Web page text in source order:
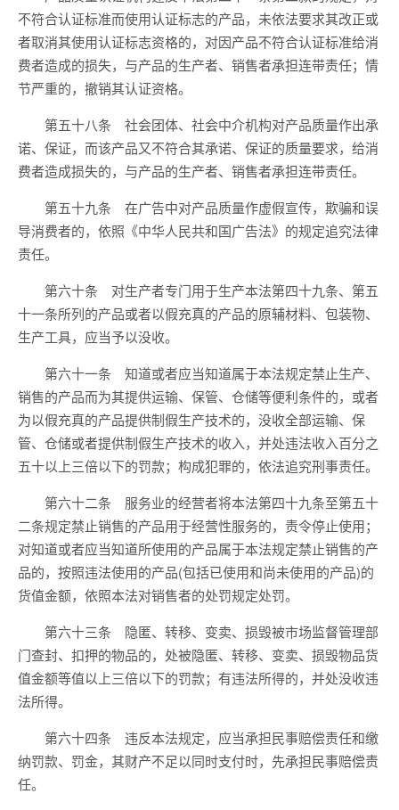
不符合认证标准而使用认证标志的产品，未依法要求其改正或
者取消其使用认证标志资格的，对因产品不符合认证标准给消
费者造成的损失，与产品的生产者、销售者承担连带责任；情
节严重的，撤销其认证资格。
第五十八条 社会团体、社会中介机构对产品质量作出承
诺、保证，而该产品又不符合其承诺、保证的质量要求，给消
费者造成损失的，与产品的生产者、销售者承担连带责任。
第五十九条 在广告中对产品质量作虚假宣传，欺骗和误
导消费者的，依照《中华人民共和国广告法》的规定追究法律
责任。
第六十条 对生产者专门用于生产本法第四十九条、第五
十一条所列的产品或者以假充真的产品的原辅材料、包装物、
生产工具，应当予以没收。
第六十一条 知道或者应当知道属于本法规定禁止生产、
销售的产品而为其提供运输、保管、仓储等便利条件的，或者
为以假充真的产品提供制假生产技术的，没收全部运输、保
管、仓储或者提供制假生产技术的收入，并处违法收入百分之
五十以上三倍以下的罚款；构成犯罪的，依法追究刑事责任。
第六十二条 服务业的经营者将本法第四十九条至第五十
二条规定禁止销售的产品用于经营性服务的，责令停止使用；
对知道或者应当知道所使用的产品属于本法规定禁止销售的产
品的，按照违法使用的产品(包括已使用和尚未使用的产品)的
货值金额，依照本法对销售者的处罚规定处罚。
第六十三条 隐匿、转移、变卖、损毁被市场监督管理部
门查封、扣押的物品的，处被隐匿、转移、变卖、损毁物品货
值金额等值以上三倍以下的罚款；有违法所得的，并处没收违
法所得。
第六十四条 违反本法规定，应当承担民事赔偿责任和缴
纳罚款、罚金，其财产不足以同时支付时，先承担民事赔偿责
任。